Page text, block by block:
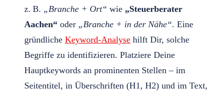
z. B. „Branche + Ort“ wie „Steuerberater
Aachen“ oder „Branche + in der Nähe“. Eine
gründliche Keyword-Analyse hilft Dir, solche
Begriffe zu identifizieren. Platziere Deine
Hauptkeywords an prominenten Stellen – im
Seitentitel, in Überschriften (H1, H2) und im Text,